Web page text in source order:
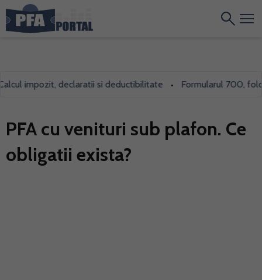
impozit, declaratii si deductibilitate • Formularul 700,
PFA cu venituri sub plafon. Ce
obligatii exista?